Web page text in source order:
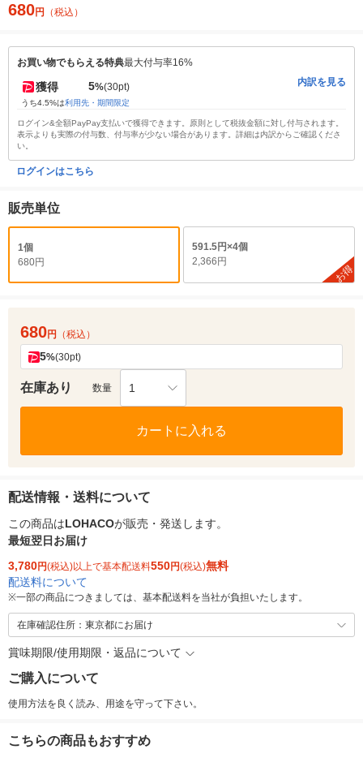
680円 （税込）
お買い物でもらえる特典最大付与率16%
獲得 5%(30pt)
うち4.5%は利用先・期間限定
内訳を見る
ログイン&全額PayPay支払いで獲得できます。原則として税抜金額に対し付与されます。
表示よりも実際の付与数、付与率が少ない場合があります。詳細は内訳からご確認くださ
い。
ログインはこちら
販売単位
1個
680円
591.5円×4個
2,366円
お得
680円 （税込）
5%(30pt)
在庫あり 数量 1
カートに入れる
配送情報・送料について
この商品はLOHACOが販売・発送します。
最短翌日お届け
3,780円(税込)以上で基本配送料550円(税込)無料
配送料について
※一部の商品につきましては、基本配送料を当社が負担いたします。
在庫確認住所：東京都にお届け
賞味期限/使用期限・返品について
ご購入について
使用方法を良く読み、用途を守って下さい。
こちらの商品もおすすめ